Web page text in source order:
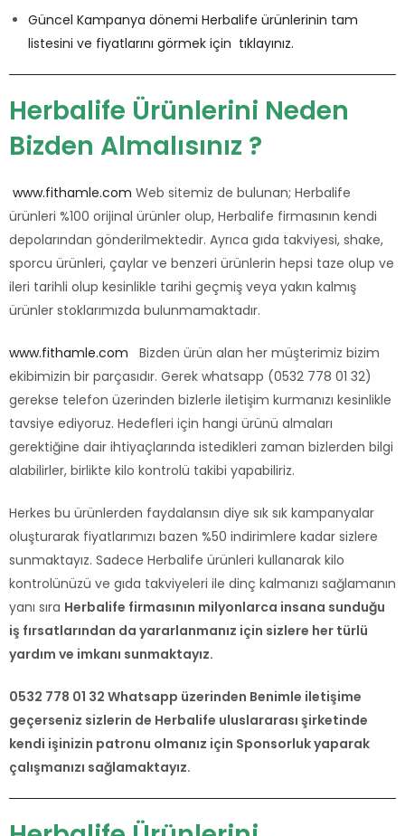
Güncel Kampanya dönemi Herbalife ürünlerinin tam
listesini ve fiyatlarını görmek için tıklayınız.
Herbalife Ürünlerini Neden
Bizden Almalısınız ?
www.fithamle.com Web sitemiz de bulunan; Herbalife
ürünleri %100 orijinal ürünler olup, Herbalife firmasının kendi
depolarından gönderilmektedir. Ayrıca gıda takviyesi, shake,
sporcu ürünleri, çaylar ve benzeri ürünlerin hepsi taze olup ve
ileri tarihli olup kesinlikle tarihi geçmiş veya yakın kalmış
ürünler stoklarımızda bulunmamaktadır.
www.fithamle.com
Bizden ürün alan her müşterimiz bizim
ekibimizin bir parçasıdır. Gerek whatsapp (0532 778 01 32)
gerekse telefon üzerinden bizlerle iletişim kurmanızı kesinlikle
tavsiye ediyoruz. Hedefleri için hangi ürünü almaları
gerektiğine dair ihtiyaçlarında istedikleri zaman bizlerden bilgi
alabilirler, birlikte kilo kontrolü takibi yapabiliriz.
Herkes bu ürünlerden faydalansın diye sık sık kampanyalar
oluşturarak fiyatlarımızı bazen %50 indirimlere kadar sizlere
sunmaktayız. Sadece Herbalife ürünleri kullanarak kilo
kontrolünüzü ve gıda takviyeleri ile dinç kalmanızı sağlamanın
yanı sıra Herbalife firmasının milyonlarca insana sunduğu
iş fırsatlarından da yararlanmanız için sizlere her türlü
yardım ve imkanı sunmaktayız.
0532 778 01 32 Whatsapp üzerinden Benimle iletişime
geçerseniz sizlerin de Herbalife uluslararası şirketinde
kendi işinizin patronu olmanız için Sponsorluk yaparak
çalışmanızı sağlamaktayız.